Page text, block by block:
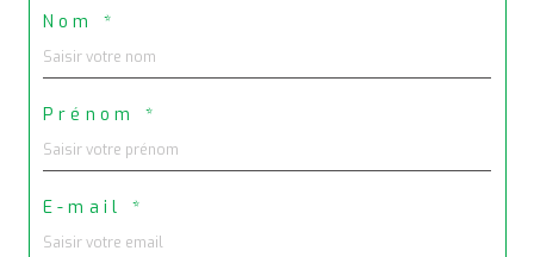
Nom *
Prénom *
E-mail *